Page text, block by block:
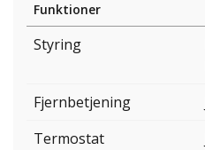
Funktioner
Styring
Fjernbetjening
Termostat